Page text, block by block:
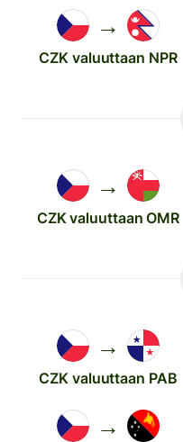
→
CZK valuuttaan NPR
→
CZK valuuttaan OMR
→
CZK valuuttaan PAB
→